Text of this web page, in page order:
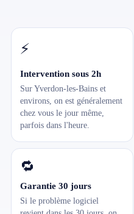
⚡
Intervention sous 2h
Sur Yverdon-les-Bains et
environs, on est généralement
chez vous le jour même,
parfois dans l'heure.
🔁
Garantie 30 jours
Si le problème logiciel